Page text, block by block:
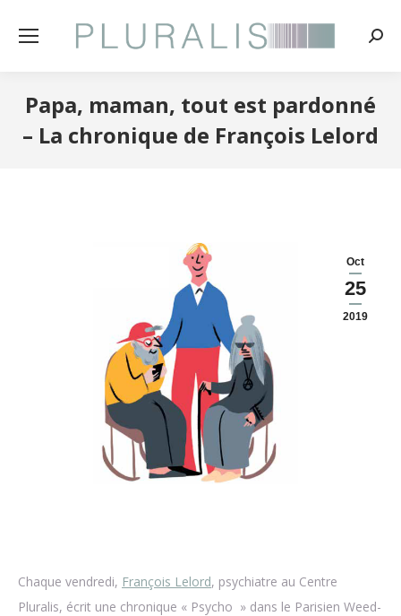
Papa, maman, tout est pardonné
– La chronique de François Lelord
Oct
25
2019
Chaque vendredi, François Lelord, psychiatre au Centre
Pluralis, écrit une chronique « Psycho » dans le Parisien Weed-